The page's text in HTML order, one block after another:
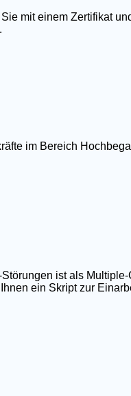
mit einem Zertifikat
im Bereich
ist als
ein Skript zur